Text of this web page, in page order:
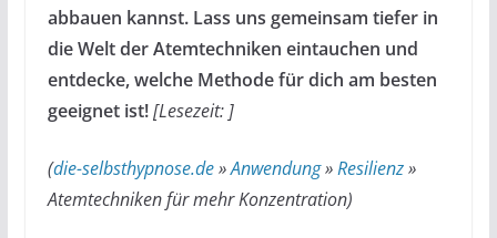
abbauen kannst. Lass uns gemeinsam tiefer in
die Welt der Atemtechniken eintauchen und
entdecke, welche Methode für dich am besten
geeignet ist![Lesezeit: ]
(die-selbsthypnose.de»Anwendung»Resilienz»
Atemtechniken für mehr Konzentration)